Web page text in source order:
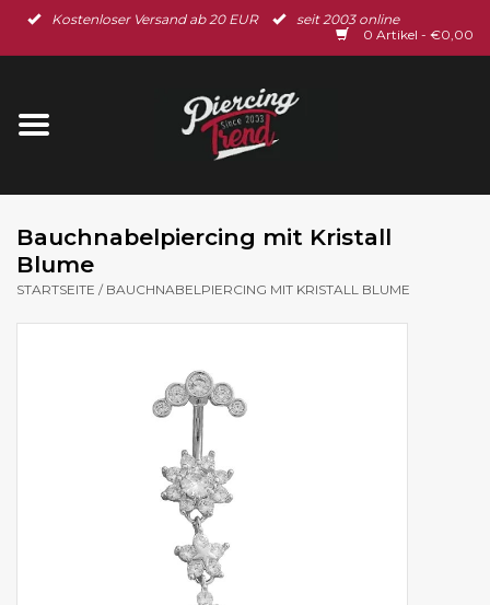
Kostenloser Versand ab 20 EUR
seit 2003 online
0 Artikel - €0,00
Startseite
Ohrschmuck
Bauchnabelpiercing mit Kristall
Blume
STARTSEITE / BAUCHNABELPIERCING MIT KRISTALL BLUME